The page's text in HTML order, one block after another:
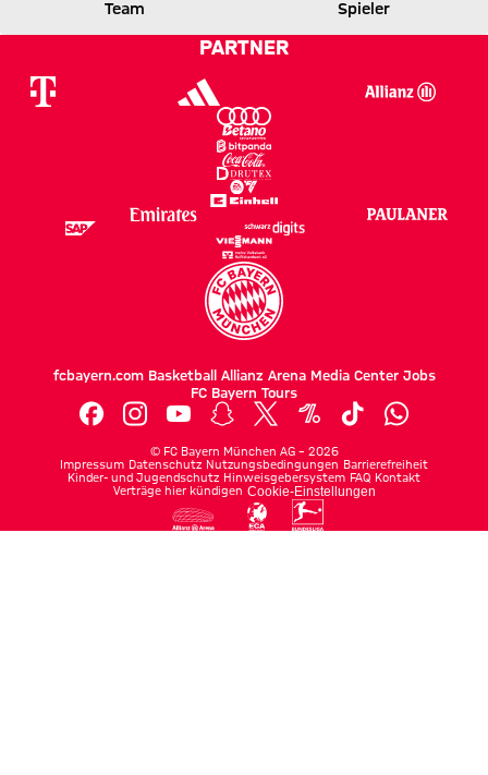
FCB
Zwischenergebnis:
3 zu 1 nach Erste Halbzeit
VFB
Team Spieler
PARTNER
fcbayern.com Basketball Allianz Arena Media Center Jobs
FC Bayern Tours
© FC Bayern München AG – 2026
Impressum Datenschutz Nutzungsbedingungen Barrierefreiheit
Kinder- und Jugendschutz Hinweisgebersystem FAQ Kontakt
Verträge hier kündigen Cookie-Einstellungen